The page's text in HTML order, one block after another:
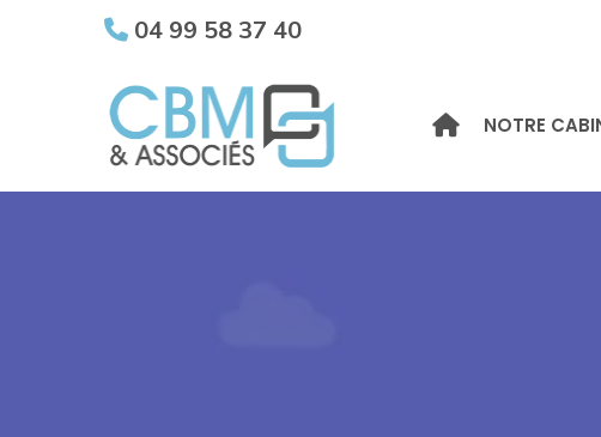
04 99 58 37 40
NOTRE